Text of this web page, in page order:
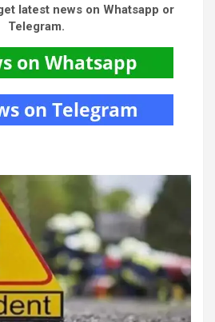
latest news on Whatsapp or
Telegram.